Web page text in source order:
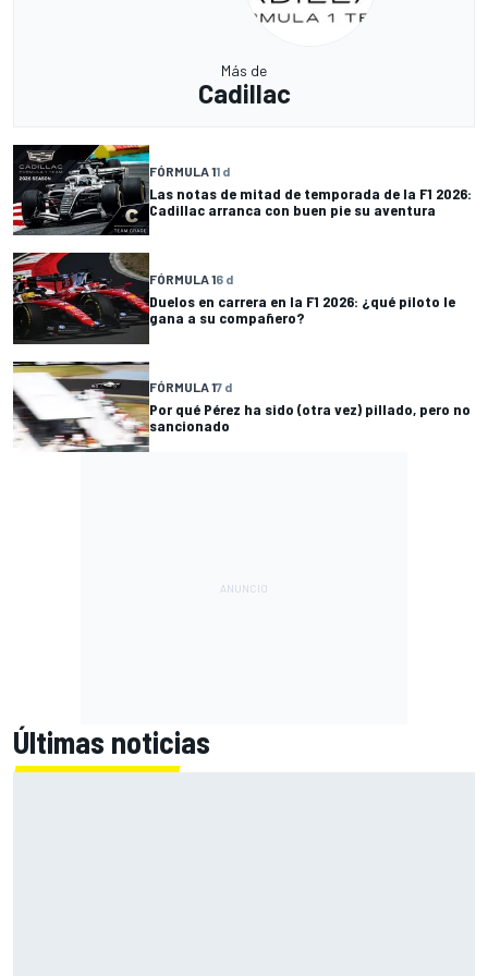
Más de
Cadillac
FÓRMULA 11 d
Las notas de mitad de temporada de la F1 2026:
Cadillac arranca con buen pie su aventura
FÓRMULA 16 d
Duelos en carrera en la F1 2026: ¿qué piloto le
gana a su compañero?
FÓRMULA 17 d
Por qué Pérez ha sido (otra vez) pillado, pero no
sancionado
Últimas noticias